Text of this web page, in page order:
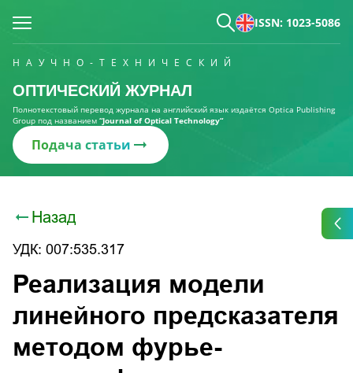
ISSN: 1023-5086
НАУЧНО-ТЕХНИЧЕСКИЙ
ОПТИЧЕСКИЙ ЖУРНАЛ
Полнотекстовый перевод журнала на английский язык издаётся Optica Publishing
Group под названием “Journal of Optical Technology“
Подача статьи
Назад
УДК: 007:535.317
Реализация модели
линейного предсказателя
методом фурье-